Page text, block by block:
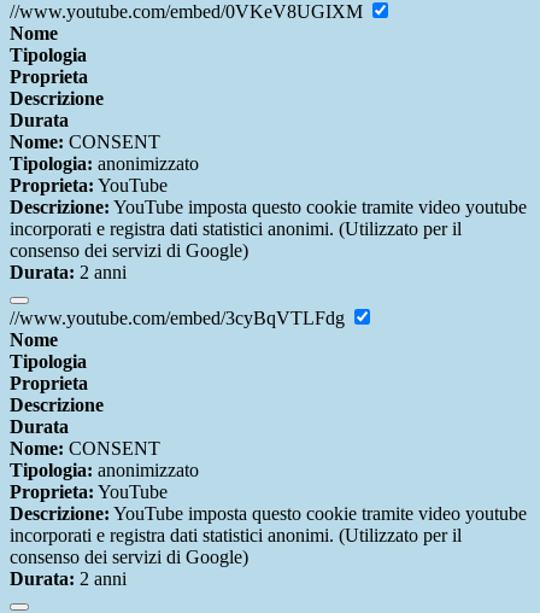
//www.youtube.com/embed/0VKeV8UGIXM
Nome
Tipologia
Proprieta
Descrizione
Durata
Nome: CONSENT
Tipologia: anonimizzato
Proprieta: YouTube
Descrizione: YouTube imposta questo cookie tramite video youtube
incorporati e registra dati statistici anonimi. (Utilizzato per il
consenso dei servizi di Google)
Durata: 2 anni
//www.youtube.com/embed/3cyBqVTLFdg
Nome
Tipologia
Proprieta
Descrizione
Durata
Nome: CONSENT
Tipologia: anonimizzato
Proprieta: YouTube
Descrizione: YouTube imposta questo cookie tramite video youtube
incorporati e registra dati statistici anonimi. (Utilizzato per il
consenso dei servizi di Google)
Durata: 2 anni